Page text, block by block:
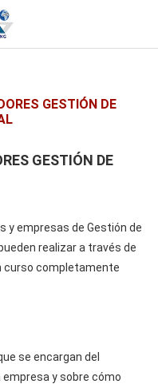
GESTIÓN DE
GESTIÓN DE
y empresas de Gestión de
realizar a través de
curso completamente
se encargan del
empresa y sobre cómo